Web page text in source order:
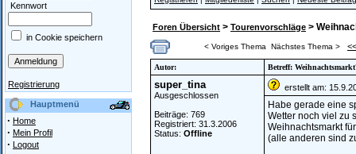
Kennwort
in Cookie speichern
Registrierung
Hauptmenü
· Home
· Mein Profil
· Logout
Foren Übersicht > Tourenvorschläge >
< Voriges Thema Nächstes Thema > <<
Autor: Betreff:
super_tina
Ausgeschlossen
Beiträge: 769
Registriert: 31.3.2006
Status: Offline
erstellt am:
Habe gerade eine
Wetter noch viel zu
Weihnachtsmarkt
(alle anderen sind